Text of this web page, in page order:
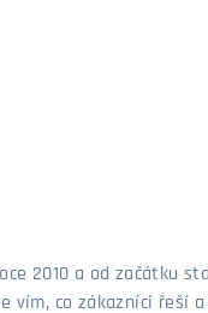
2010 a od začátku
vím, co zákazníci řeší